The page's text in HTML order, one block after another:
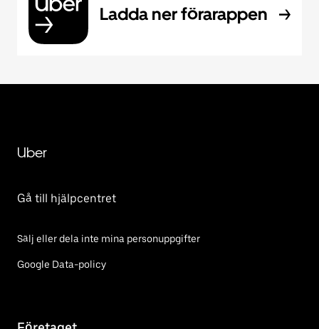
Ladda ner förarappen
Uber
Gå till hjälpcentret
Sälj eller dela inte mina personuppgifter
Google Data-policy